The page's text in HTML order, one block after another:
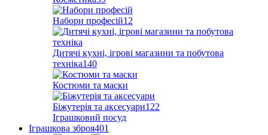
Набори професій12
Дитячі кухні, ігрові магазини та побутова
техніка140
Костюми та маски
Біжутерія та аксесуари122
Іграшковий посуд
Іграшкова зброя401